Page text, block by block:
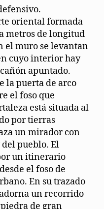
oriental formada
metros de longitud
el muro se levantan
cuyo interior hay
apuntado.
la puerta de arco
el foso que
está situada al
por tierras
un mirador con
del pueblo. El
un itinerario
el foso de
En su trazado
un recorrido
de gran